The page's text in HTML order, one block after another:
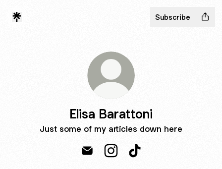
Subscribe
Elisa Barattoni
Just some of my articles down here